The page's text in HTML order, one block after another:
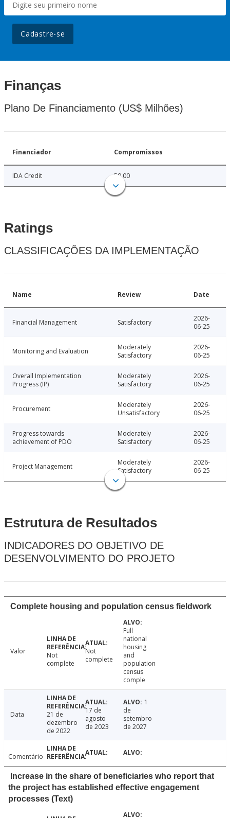
Cadastre-se
Finanças
Plano De Financiamento (US$ Milhões)
Financiador Compromissos
IDA Credit 50.00
Ratings
CLASSIFICAÇÕES DA IMPLEMENTAÇÃO
Name Review Date
Financial Management Satisfactory
2026-
06-25
Monitoring and Evaluation
Moderately
Satisfactory
2026-
06-25
Overall Implementation
Progress (IP)
Moderately
Satisfactory
2026-
06-25
Procurement
Moderately
Unsatisfactory
2026-
06-25
Progress towards
achievement of PDO
Moderately
Satisfactory
2026-
06-25
Project Management
Moderately
Satisfactory
2026-
06-25
Estrutura de Resultados
INDICADORES DO OBJETIVO DE
DESENVOLVIMENTO DO PROJETO
Complete housing and population census fieldwork
Valor
Not
complete
Not
complete
Full
national
housing
and
population
census
comple
Data
21 de
dezembro
de 2022
17 de
agosto
de 2023
1
de
setembro
de 2027
Comentário
Increase in the share of beneficiaries who report that
the project has established effective engagement
processes (Text)